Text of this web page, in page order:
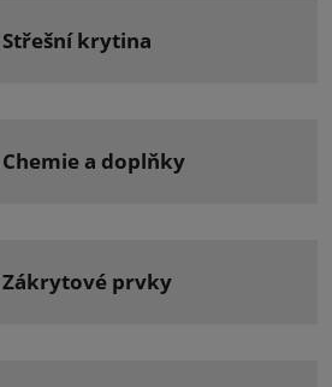
střešní krytina
chemie a doplňky
zákrytové prvky